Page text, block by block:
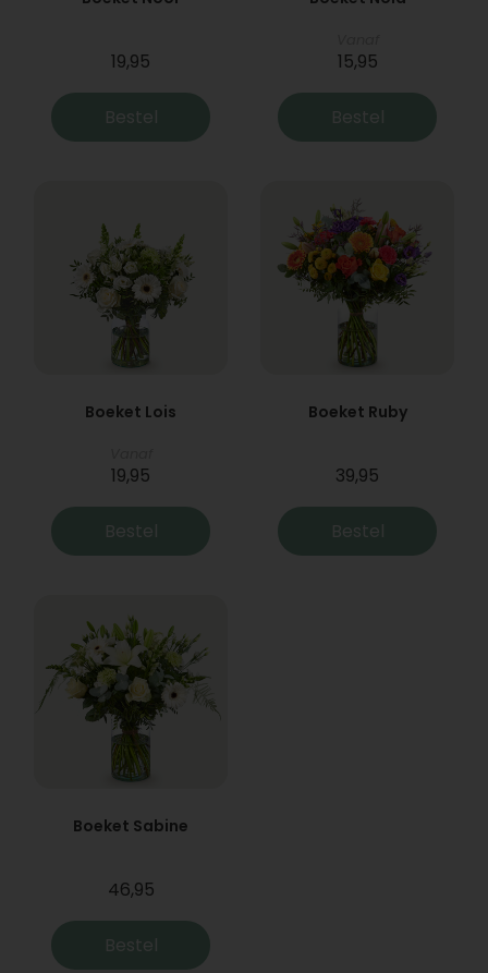
19,95
Bestel
15,95
Bestel
Boeket Lois
19,95
Bestel
Boeket Ruby
39,95
Bestel
Boeket Sabine
46,95
Bestel